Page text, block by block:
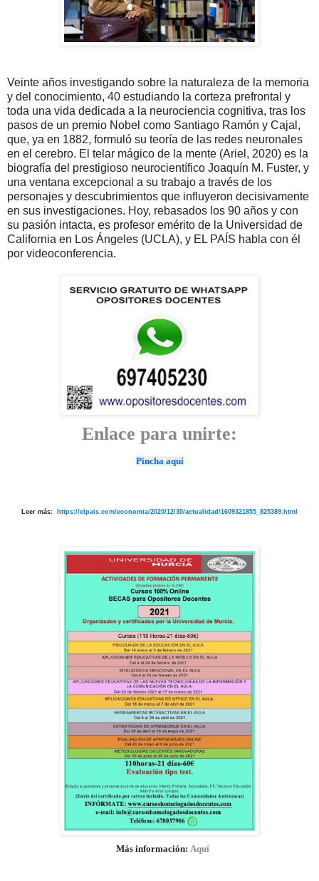
Veinte años investigando sobre la naturaleza de la memoria
y del conocimiento, 40 estudiando la corteza prefrontal y
toda una vida dedicada a la neurociencia cognitiva, tras los
pasos de un premio Nobel como Santiago Ramón y Cajal,
que, ya en 1882, formuló su teoría de las redes neuronales
en el cerebro. El telar mágico de la mente (Ariel, 2020) es la
biografía del prestigioso neurocientífico Joaquín M. Fuster, y
una ventana excepcional a su trabajo a través de los
personajes y descubrimientos que influyeron decisivamente
en sus investigaciones. Hoy, rebasados los 90 años y con
su pasión intacta, es profesor emérito de la Universidad de
California en Los Ángeles (UCLA), y EL PAÍS habla con él
por videoconferencia.
Enlace para unirte:
Pincha aquí
Leer más: https://elpais.com/economia/2020/12/30/actualidad/1609321855_825389.html
Más información: Aquí